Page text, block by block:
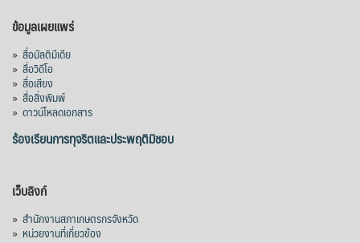
ข้อมูลเผยแพร่
» สื่อมัลติมีเดีย
» สื่อวิดีโอ
» สื่อเสียง
» สื่อสิ่งพิมพ์
» ดาวน์โหลดเอกสาร
ร้องเรียนการทุจริตและประพฤติมิชอบ
เว็บลิงก์
» สำนักงานสภาเกษตรกรจังหวัด
» หน่วยงานที่เกี่ยวข้อง